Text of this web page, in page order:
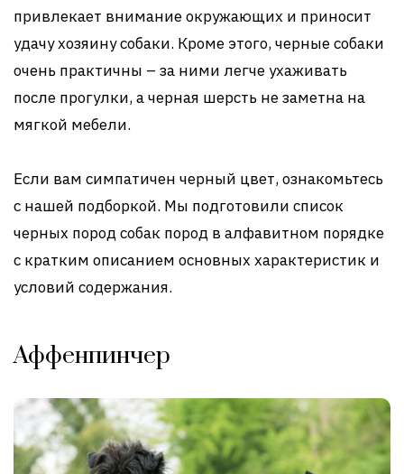
привлекает внимание окружающих и приносит
удачу хозяину собаки. Кроме этого, черные собаки
очень практичны – за ними легче ухаживать
после прогулки, а черная шерсть не заметна на
мягкой мебели.
Если вам симпатичен черный цвет, ознакомьтесь
с нашей подборкой. Мы подготовили список
черных пород собак пород в алфавитном порядке
с кратким описанием основных характеристик и
условий содержания.
Аффенпинчер